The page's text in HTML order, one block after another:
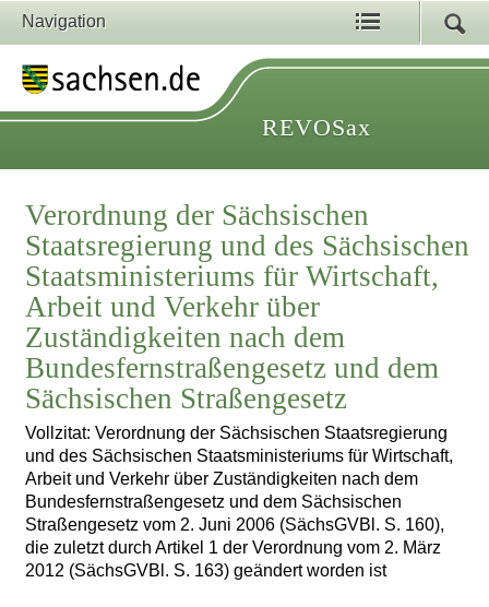
Navigation
REVOSax
Verordnung der Sächsischen
Staatsregierung und des Sächsischen
Staatsministeriums für Wirtschaft,
Arbeit und Verkehr über
Zuständigkeiten nach dem
Bundesfernstraßengesetz und dem
Sächsischen Straßengesetz
Vollzitat: Verordnung der Sächsischen Staatsregierung
und des Sächsischen Staatsministeriums für Wirtschaft,
Arbeit und Verkehr über Zuständigkeiten nach dem
Bundesfernstraßengesetz und dem Sächsischen
Straßengesetz vom 2. Juni 2006 (SächsGVBl. S. 160),
die zuletzt durch Artikel 1 der Verordnung vom 2. März
2012 (SächsGVBl. S. 163) geändert worden ist